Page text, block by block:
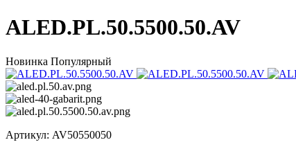
ALED.PL.50.5500.50.AV
Новинка Популярный
Артикул: AV50550050